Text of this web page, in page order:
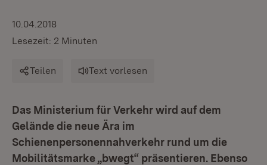
10.04.2018
Lesezeit: 2 Minuten
Teilen Text vorlesen
Das Ministerium für Verkehr wird auf dem
Gelände die neue Ära im
Schienenpersonennahverkehr rund um die
Mobilitätsmarke „bwegt“ präsentieren. Ebenso